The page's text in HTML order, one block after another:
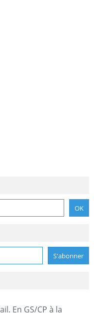
En GS/CP à la